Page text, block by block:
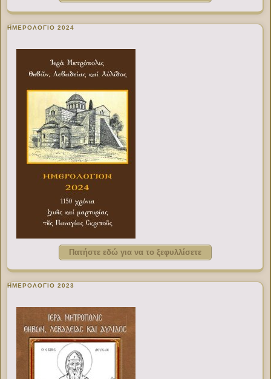
ΗΜΕΡΟΛΟΓΙΟ 2024
Πατήστε εδώ για να το ξεφυλλίσετε
ΗΜΕΡΟΛΟΓΙΟ 2023